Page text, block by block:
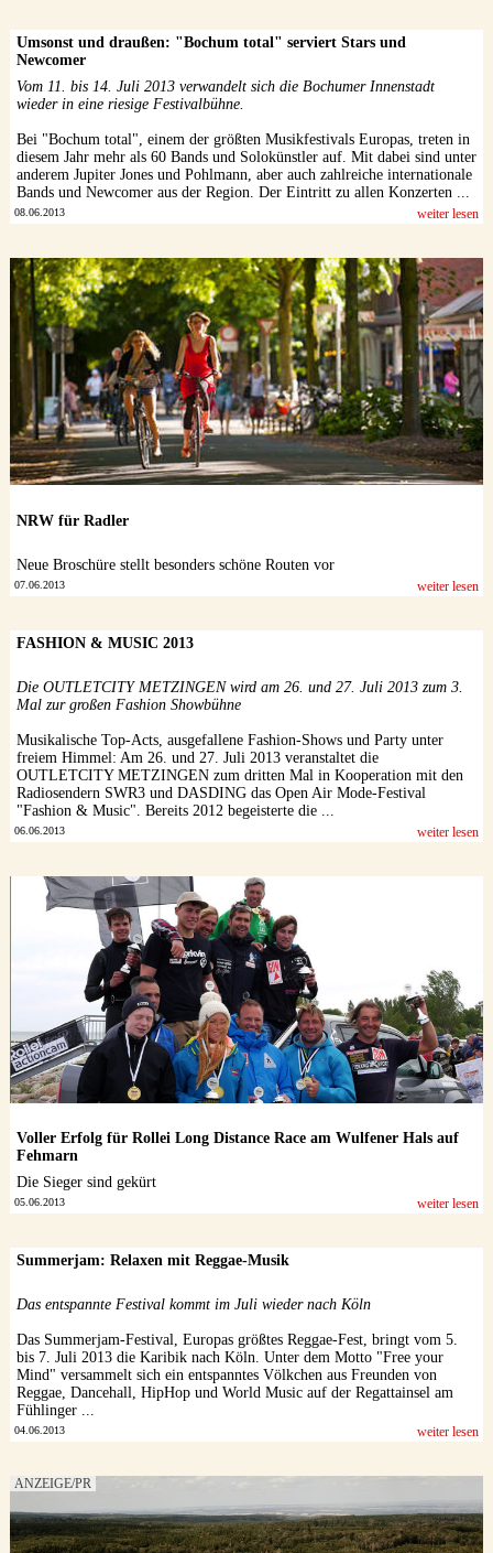
Umsonst und draußen: "Bochum total" serviert Stars und
Newcomer
Vom 11. bis 14. Juli 2013 verwandelt sich die Bochumer Innenstadt
wieder in eine riesige Festivalbühne.
Bei "Bochum total", einem der größten Musikfestivals Europas, treten in
diesem Jahr mehr als 60 Bands und Solokünstler auf. Mit dabei sind unter
anderem Jupiter Jones und Pohlmann, aber auch zahlreiche internationale
Bands und Newcomer aus der Region. Der Eintritt zu allen Konzerten ...
08.06.2013 weiter lesen
NRW für Radler
Neue Broschüre stellt besonders schöne Routen vor
07.06.2013 weiter lesen
FASHION & MUSIC 2013
Die OUTLETCITY METZINGEN wird am 26. und 27. Juli 2013 zum 3.
Mal zur großen Fashion Showbühne
Musikalische Top-Acts, ausgefallene Fashion-Shows und Party unter
freiem Himmel: Am 26. und 27. Juli 2013 veranstaltet die
OUTLETCITY METZINGEN zum dritten Mal in Kooperation mit den
Radiosendern SWR3 und DASDING das Open Air Mode-Festival
"Fashion & Music". Bereits 2012 begeisterte die ...
06.06.2013 weiter lesen
Voller Erfolg für Rollei Long Distance Race am Wulfener Hals auf
Fehmarn
Die Sieger sind gekürt
05.06.2013 weiter lesen
Summerjam: Relaxen mit Reggae-Musik
Das entspannte Festival kommt im Juli wieder nach Köln
Das Summerjam-Festival, Europas größtes Reggae-Fest, bringt vom 5.
bis 7. Juli 2013 die Karibik nach Köln. Unter dem Motto "Free your
Mind" versammelt sich ein entspanntes Völkchen aus Freunden von
Reggae, Dancehall, HipHop und World Music auf der Regattainsel am
Fühlinger ...
04.06.2013 weiter lesen